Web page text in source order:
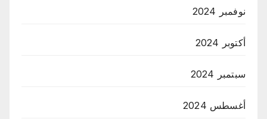
نوفمبر 2024
أكتوبر 2024
سبتمبر 2024
أغسطس 2024